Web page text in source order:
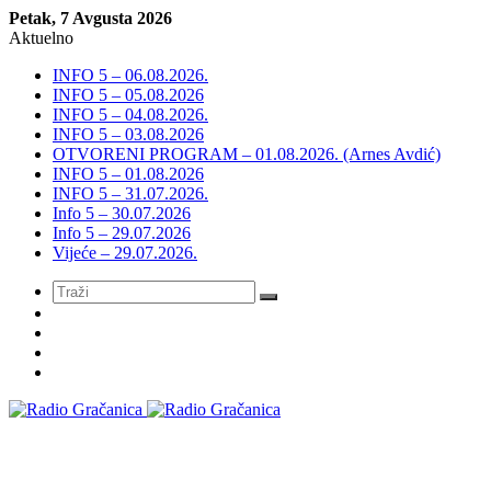
Petak, 7 Avgusta 2026
Aktuelno
INFO 5 – 06.08.2026.
INFO 5 – 05.08.2026
INFO 5 – 04.08.2026.
INFO 5 – 03.08.2026
OTVORENI PROGRAM – 01.08.2026. (Arnes Avdić)
INFO 5 – 01.08.2026
INFO 5 – 31.07.2026.
Info 5 – 30.07.2026
Info 5 – 29.07.2026
Vijeće – 29.07.2026.
Meni